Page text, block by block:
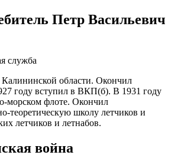
Петр Васильевич
служба
Калининской области. Окончил
году вступил в ВКП(б). В 1931 году
морском флоте. Окончил
теоретическую школу летчиков и
летчиков и летнабов.
война